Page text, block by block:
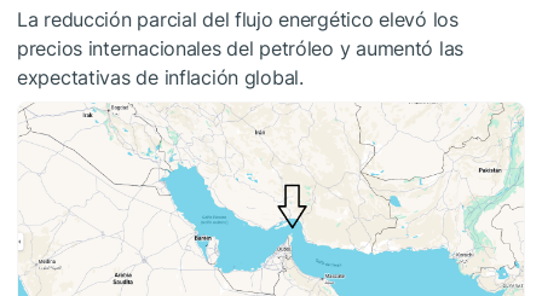
La reducción parcial del flujo energético elevó los
precios internacionales del petróleo y aumentó las
expectativas de inflación global.